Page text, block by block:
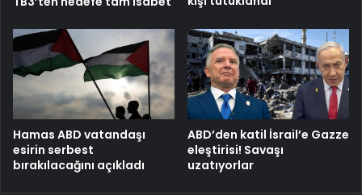
Hamas ABD vatandaşı
esirin serbest
bırakılacağını açıkladı
ABD’den katil İsrail’e Gazze
eleştirisi! Savaşı
uzatıyorlar